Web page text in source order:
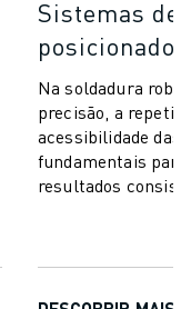
Sistemas de
Na soldadura
precisão, a
acessibilidade das
fundamentais
resultados